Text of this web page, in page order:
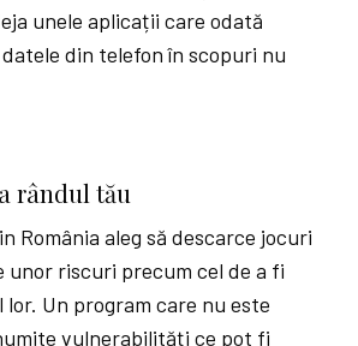
unele aplicații care odată
din telefon în scopuri nu
rândul tău
România aleg să descarce jocuri
unor riscuri precum cel de a fi
lor. Un program care nu este
vulnerabilități ce pot fi